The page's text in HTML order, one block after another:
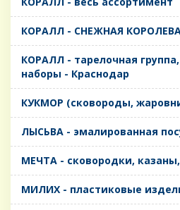
КОРАЛЛ - СНЕЖНАЯ
КОРАЛЛ - тарелочная
наборы - Краснодар
КУКМОР (сковороды,
ЛЫСЬВА - эмалированная
МЕЧТА - сковородки,
МИЛИХ - пластиковые